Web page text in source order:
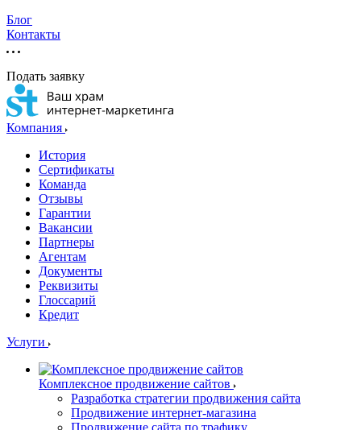
Блог
Контакты
Подать заявку
Компания
История
Сертификаты
Команда
Отзывы
Гарантии
Вакансии
Партнеры
Агентам
Документы
Реквизиты
Глоссарий
Кредит
Услуги
Комплексное продвижение сайтов
Разработка стратегии продвижения сайта
Продвижение интернет-магазина
Продвижение сайта по трафику